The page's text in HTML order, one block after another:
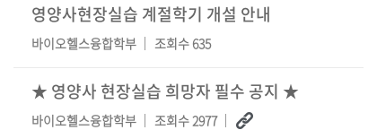
영양사현장실습 계절학기 개설 안내
바이오헬스융합학부 조회수 635
★ 영양사 현장실습 희망자 필수 공지 ★
바이오헬스융합학부 조회수 2977